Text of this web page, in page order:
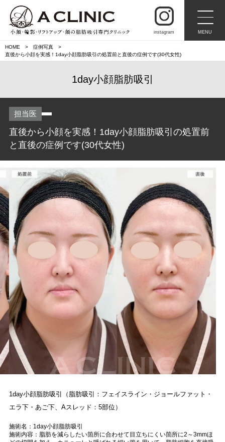
instagram MENU
HOME
症例写真
直後から小顔を実感！1day小顔脂肪吸引の処置前と直後の症例です(30代女性)
1day小顔脂肪吸引
担当医
直後から小顔を実感！1day小顔脂肪吸引の処置前
と直後の症例です(30代女性)
1day小顔脂肪吸引（脂肪吸引：フェイスライン・ジョールファット・
エラ下・あご下、Aスレッド：5部位）
施術名：1day小顔脂肪吸引
施術内容：脂肪を減らしたい箇所に合わせて目立ちにくい箇所に2～3mmほ